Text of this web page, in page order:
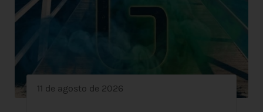
11 de agosto de 2026